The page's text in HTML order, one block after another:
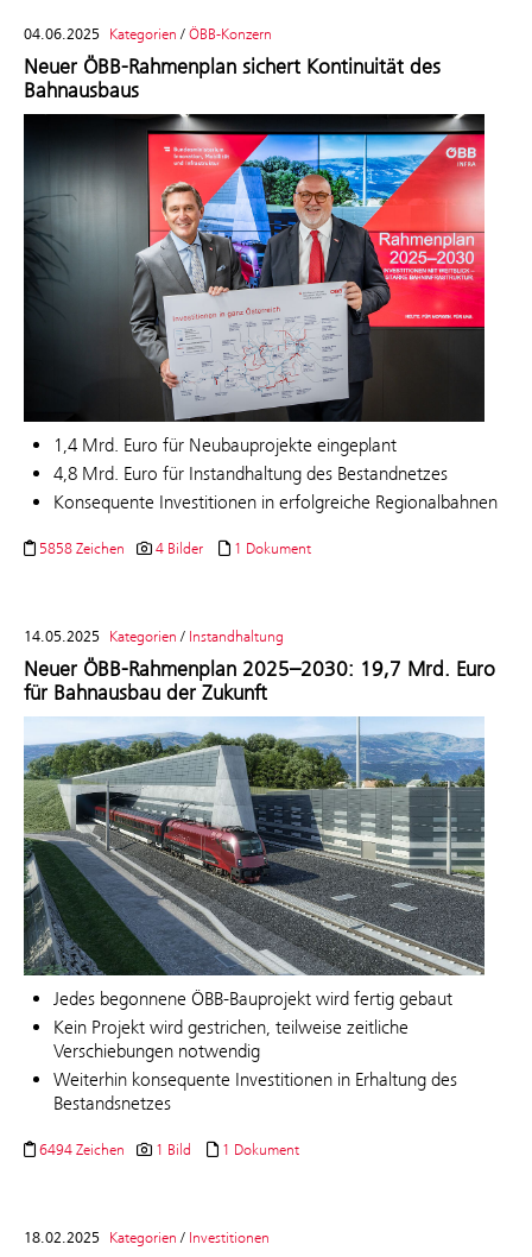
04.06.2025 Kategorien / ÖBB-Konzern
Neuer ÖBB-Rahmenplan sichert Kontinuität des
Bahnausbaus
1,4 Mrd. Euro für Neubauprojekte eingeplant
4,8 Mrd. Euro für Instandhaltung des Bestandnetzes
Konsequente Investitionen in erfolgreiche Regionalbahnen
5858 Zeichen 4 Bilder 1 Dokument
14.05.2025 Kategorien / Instandhaltung
Neuer ÖBB-Rahmenplan 2025–2030: 19,7 Mrd. Euro
für Bahnausbau der Zukunft
Jedes begonnene ÖBB-Bauprojekt wird fertig gebaut
Kein Projekt wird gestrichen, teilweise zeitliche
Verschiebungen notwendig
Weiterhin konsequente Investitionen in Erhaltung des
Bestandsnetzes
6494 Zeichen 1 Bild 1 Dokument
18.02.2025 Kategorien / Investitionen